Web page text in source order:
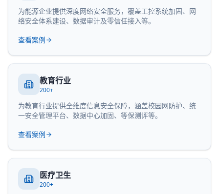
为能源企业提供深度网络安全服务，覆盖工控系统加固、网
络安全体系建设、数据审计及零信任接入等。
查看案例
教育行业
200+
为教育行业提供全维度信息安全保障，涵盖校园网防护、统
一安全管理平台、数据中心加固、等保测评等。
查看案例
医疗卫生
200+